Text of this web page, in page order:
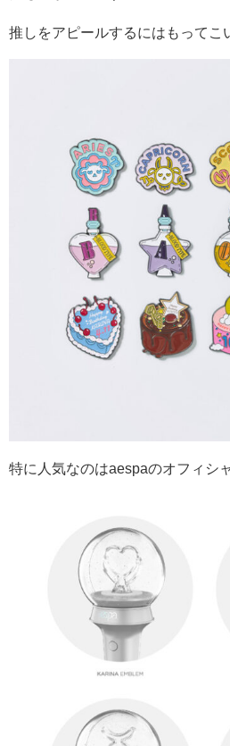
推しをアピールするにはもってこ
特に人気なのはaespaのオフィシ